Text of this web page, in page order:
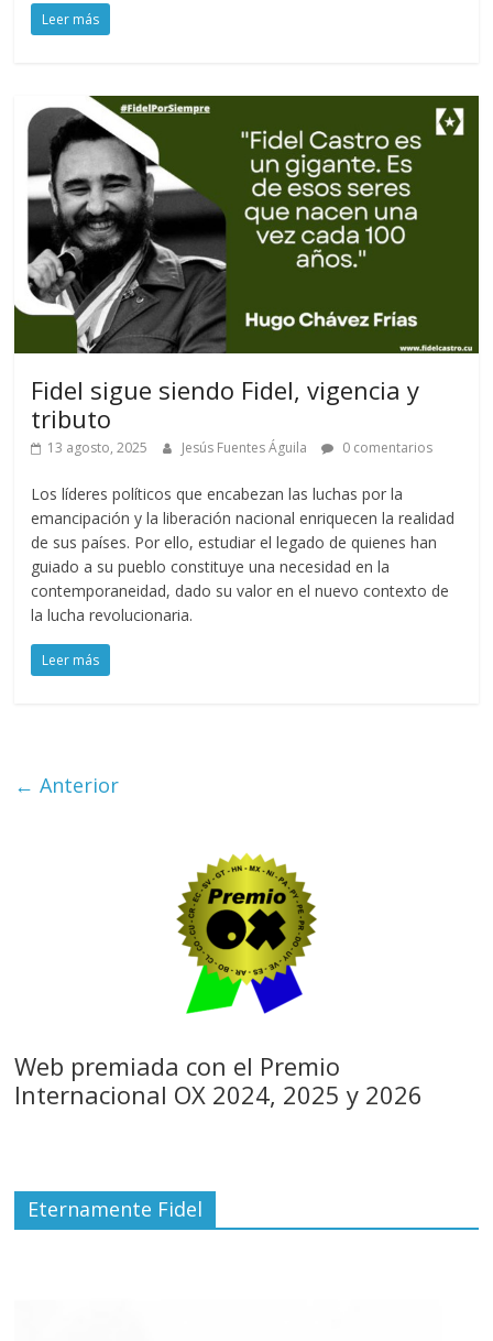
Leer más
Fidel sigue siendo Fidel, vigencia y
tributo
13 agosto, 2025 Jesús Fuentes Águila 0 comentarios
Los líderes políticos que encabezan las luchas por la
emancipación y la liberación nacional enriquecen la realidad
de sus países. Por ello, estudiar el legado de quienes han
guiado a su pueblo constituye una necesidad en la
contemporaneidad, dado su valor en el nuevo contexto de
la lucha revolucionaria.
Leer más
← Anterior
Web premiada con el Premio
Internacional OX 2024, 2025 y 2026
Eternamente Fidel